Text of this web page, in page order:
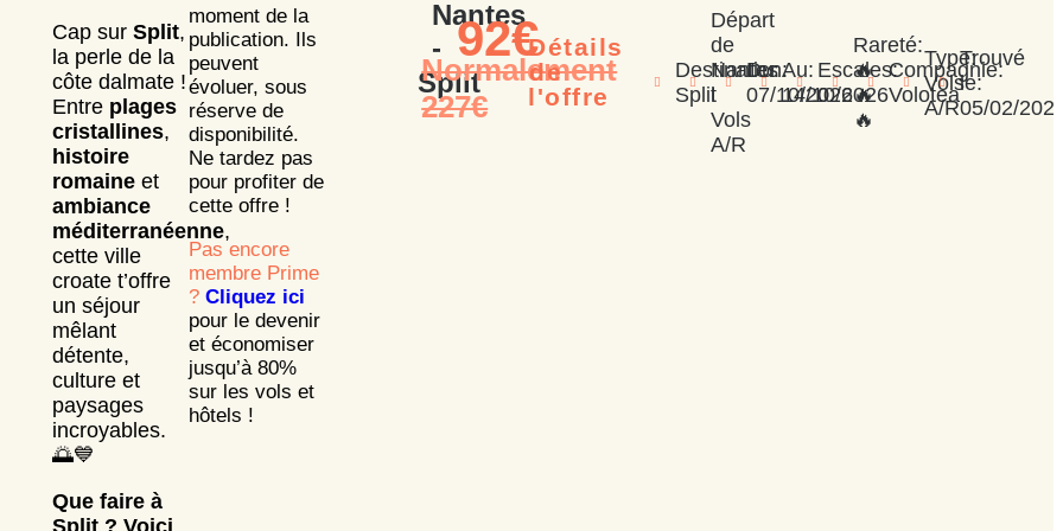
Cap surSplit,
la perle de la
côte dalmate !
Entre plages
cristallines,
histoire
romaine et
ambiance
méditerranéenne,
cette ville
croate t’offre
un séjour
mêlant
détente,
culture et
paysages
incroyables.
🌅💙
Que faire à
Split ? Voici
moment de la
publication. Ils
peuvent
évoluer, sous
réserve de
disponibilité.
Ne tardez pas
pour profiter de
cette offre !
Pas encore
membre Prime
? Cliquez ici
pour le devenir
et économiser
jusqu’à 80%
sur les vols et
hôtels !
Nantes
-
Split
Normalement
227€
92€Détails
de
l'offre
Destination:
Split
Départ
de
Nantes
l
Vols
A/R
Du:
07/10/2026
Au:
14/10/2026
Escales:
0
Rareté:
🔥
🔥
🔥
Compagnie:
Volotea
Type:
Vols
A/R
Trouvé
le:
05/02/